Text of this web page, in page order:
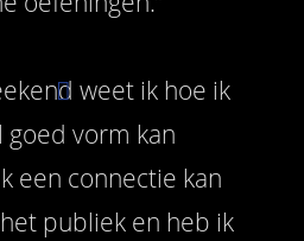
weet ik hoe ik
goed vorm kan
een connectie kan
publiek en heb ik